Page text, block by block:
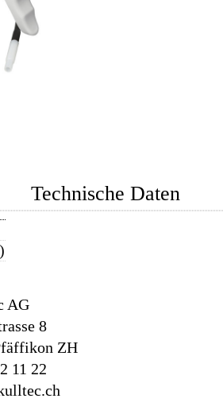
Technische Daten
AG
8
ZH
11 22